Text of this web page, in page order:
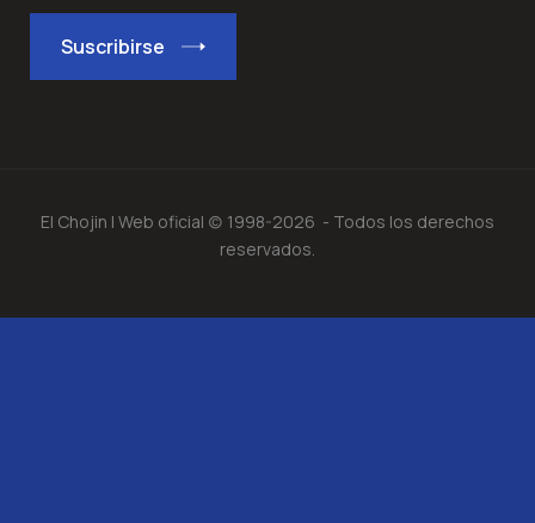
Suscribirse
El Chojin | Web oficial (c) 1998-2026 - Todos los derechos
reservados.